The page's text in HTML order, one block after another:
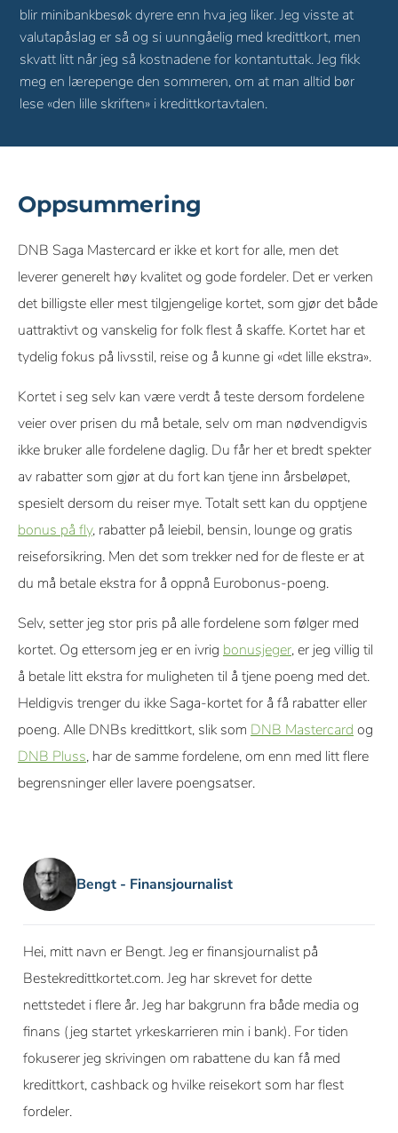
blir minibankbesøk dyrere enn hva jeg liker. Jeg visste at
valutapåslag er så og si uunngåelig med kredittkort, men
skvatt litt når jeg så kostnadene for kontantuttak. Jeg fikk
meg en lærepenge den sommeren, om at man alltid bør
lese «den lille skriften» i kredittkortavtalen.
Oppsummering
DNB Saga Mastercard er ikke et kort for alle, men det
leverer generelt høy kvalitet og gode fordeler. Det er verken
det billigste eller mest tilgjengelige kortet, som gjør det både
uattraktivt og vanskelig for folk flest å skaffe. Kortet har et
tydelig fokus på livsstil, reise og å kunne gi «det lille ekstra».
Kortet i seg selv kan være verdt å teste dersom fordelene
veier over prisen du må betale, selv om man nødvendigvis
ikke bruker alle fordelene daglig. Du får her et bredt spekter
av rabatter som gjør at du fort kan tjene inn årsbeløpet,
spesielt dersom du reiser mye. Totalt sett kan du opptjene
bonus på fly, rabatter på leiebil, bensin, lounge og gratis
reiseforsikring. Men det som trekker ned for de fleste er at
du må betale ekstra for å oppnå Eurobonus-poeng.
Selv, setter jeg stor pris på alle fordelene som følger med
kortet. Og ettersom jeg er en ivrig bonusjeger, er jeg villig til
å betale litt ekstra for muligheten til å tjene poeng med det.
Heldigvis trenger du ikke Saga-kortet for å få rabatter eller
poeng. Alle DNBs kredittkort, slik som DNB Mastercard og
DNB Pluss, har de samme fordelene, om enn med litt flere
begrensninger eller lavere poengsatser.
Bengt - Finansjournalist
Hei, mitt navn er Bengt. Jeg er finansjournalist på
Bestekredittkortet.com. Jeg har skrevet for dette
nettstedet i flere år. Jeg har bakgrunn fra både media og
finans (jeg startet yrkeskarrieren min i bank). For tiden
fokuserer jeg skrivingen om rabattene du kan få med
kredittkort, cashback og hvilke reisekort som har flest
fordeler.